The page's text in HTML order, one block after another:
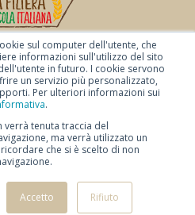
sul computer dell'utente, che
informazioni sull'utilizzo del sito
in futuro. I cookie servono
un servizio più personalizzato,
Per ulteriori informazioni sui
.
verrà tenuta traccia del
ma verrà utilizzato un
che si è scelto di non
Accetto Rifiuto
sicuri - Condizioni di vendita
Policy- -
digitale
SRL P.IVA 02947730046